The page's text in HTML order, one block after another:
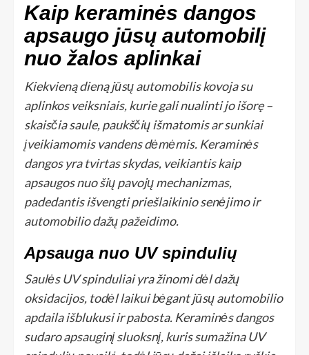
Kaip keraminės dangos
apsaugo jūsų automobilį
nuo žalos aplinkai
Kiekvieną dieną jūsų automobilis kovoja su
aplinkos veiksniais, kurie gali nualinti jo išorę –
skaisčia saule, paukščių išmatomis ar sunkiai
įveikiamomis vandens dėmėmis. Keraminės
dangos yra tvirtas skydas, veikiantis kaip
apsaugos nuo šių pavojų mechanizmas,
padedantis išvengti priešlaikinio senėjimo ir
automobilio dažų pažeidimo.
Apsauga nuo UV spindulių
Saulės UV spinduliai yra žinomi dėl dažų
oksidacijos, todėl laikui bėgant jūsų automobilio
apdaila išblukusi ir pabosta. Keraminės dangos
sudaro apsauginį sluoksnį, kuris sumažina UV